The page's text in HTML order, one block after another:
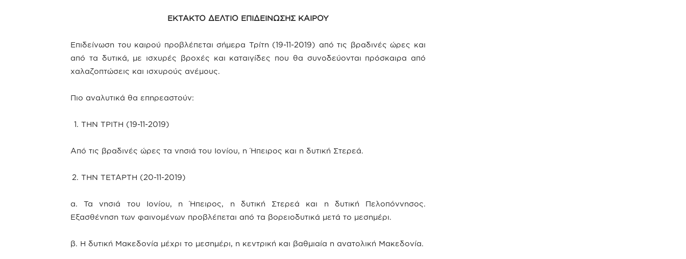
ΕΚΤΑΚΤΟ ΔΕΛΤΙΟ ΕΠΙΔΕΙΝΩΣΗΣ ΚΑΙΡΟΥ
Επιδείνωση του καιρού προβλέπεται σήμερα Τρίτη (19-11-2019) από τις βραδινές ώρες και
από τα δυτικά, με ισχυρές βροχές και καταιγίδες που θα συνοδεύονται πρόσκαιρα από
χαλαζοπτώσεις και ισχυρούς ανέμους.
Πιο αναλυτικά θα επηρεαστούν:
ΤΗΝ ΤΡΙΤΗ (19-11-2019)
Από τις βραδινές ώρες τα νησιά του Ιονίου, η Ήπειρος και η δυτική Στερεά.
ΤΗΝ ΤΕΤΑΡΤΗ (20-11-2019)
α. Τα νησιά του Ιονίου, η Ήπειρος, η δυτική Στερεά και η δυτική Πελοπόννησος.
Εξασθένηση των φαινομένων προβλέπεται από τα βορειοδυτικά μετά το μεσημέρι.
β. Η δυτική Μακεδονία μέχρι το μεσημέρι, η κεντρική και βαθμιαία η ανατολική Μακεδονία.